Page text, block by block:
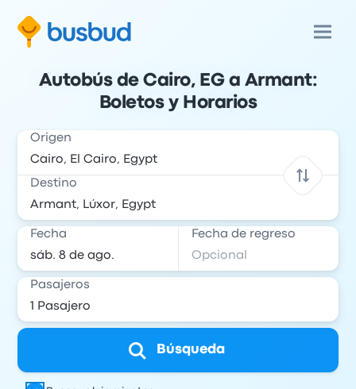
Autobús de Cairo, EG a Armant:
Boletos y Horarios
Origen
Destino
Fecha Fecha de regreso
Pasajeros
Búsqueda